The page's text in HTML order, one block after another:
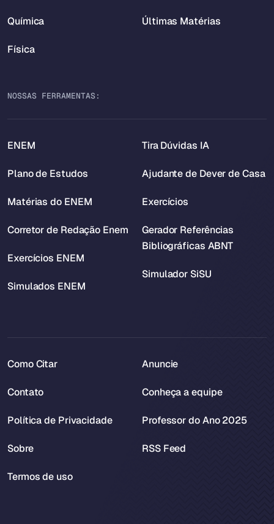
Química
Física
Últimas Matérias
NOSSAS FERRAMENTAS:
ENEM
Plano de Estudos
Matérias do ENEM
Corretor de Redação Enem
Exercícios ENEM
Simulados ENEM
Tira Dúvidas IA
Ajudante de Dever de Casa
Exercícios
Gerador Referências
Bibliográficas ABNT
Simulador SiSU
Como Citar
Contato
Política de Privacidade
Sobre
Termos de uso
Anuncie
Conheça a equipe
Professor do Ano 2025
RSS Feed